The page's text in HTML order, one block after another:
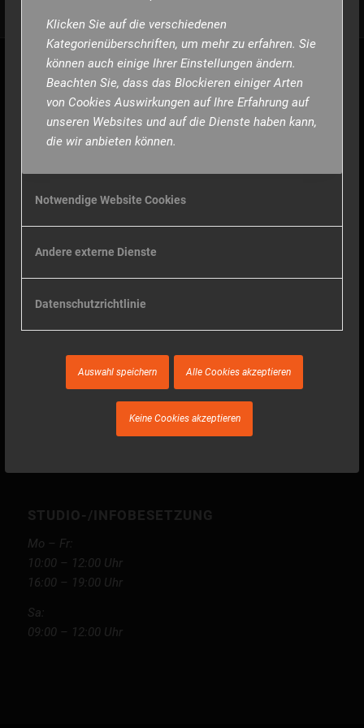
Klicken Sie auf die verschiedenen
Kategorienüberschriften, um mehr zu erfahren. Sie
können auch einige Ihrer Einstellungen ändern.
Beachten Sie, dass das Blockieren einiger Arten
von Cookies Auswirkungen auf Ihre Erfahrung auf
unseren Websites und auf die Dienste haben kann,
die wir anbieten können.
Notwendige Website Cookies
Andere externe Dienste
Datenschutzrichtlinie
Auswahl speichern Alle Cookies akzeptieren
Keine Cookies akzeptieren
UNTERNEHMEN
Das GYM
Datenschutzbestimmung
Impressum
ÖFFNUNGSZEITEN
Mo - Fr: 07:00 - 21:30 Uhr
Sa - So - Feiertag: 08:00 - 18:00 Uhr
STUDIO-/INFOBESETZUNG
Mo – Fr:
10:00 – 12:00 Uhr
16:00 – 19:00 Uhr
Sa:
09:00 – 12:00 Uhr